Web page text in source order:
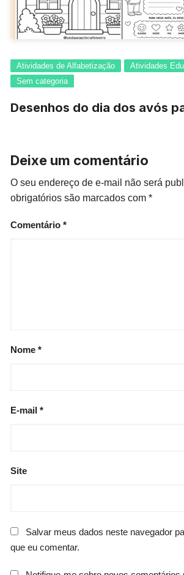
Atividades de Alfabetização
Atividades
Sem categoria
Desenhos do dia dos avós
Deixe um comentário
O seu endereço de e-mail não será
obrigatórios são marcados com*
Comentário*
Nome*
E-mail*
Site
Salvar meus dados neste navegador
que eu comentar.